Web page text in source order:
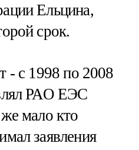
Ельцина,
срок.
- с 1998 по 2008
РАО ЕЭС
мало кто
заявления